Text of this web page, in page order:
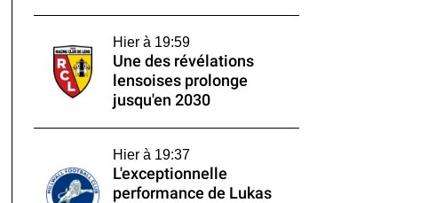
Hier à 19:59
Une des révélations
lensoises prolonge
jusqu'en 2030
Hier à 19:37
L'exceptionnelle
performance de Lukas